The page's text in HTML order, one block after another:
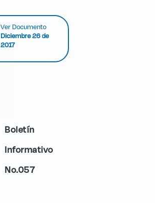
Ver Documento
Diciembre 26 de
2017
Boletín
Informativo
No.057